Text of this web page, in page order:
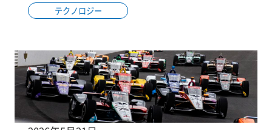
テクノロジー